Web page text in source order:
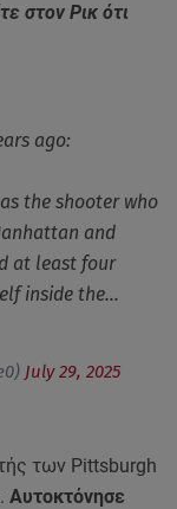
στον Ρικ ότι
ago:
the shooter who
and
at least four
inside the…
July 29, 2025
των Pittsburgh
Αυτοκτόνησε